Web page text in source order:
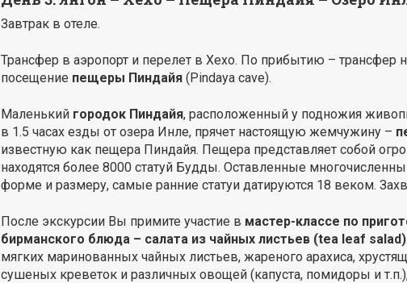
Завтрак в отеле.
Трансфер в аэропорт и перелет в Хехо. По прибытию – трансфер
посещение пещеры Пиндайя (Pindaya cave).
Маленький городок Пиндайя, расположенный у подножия
в 1.5 часах езды от озера Инле, прячет настоящую жемчужину –
известную как пещера Пиндайя. Пещера представляет собой
находятся более 8000 статуй Будды. Оставленные
форме и размеру, самые ранние статуи датируются 18 веком.
После экскурсии Вы примите участие в мастер-классе по
бирманского блюда – салата из чайных листьев (tea leaf salad)
мягких маринованных чайных листьев, жареного арахиса,
сушеных креветок и различных овощей (капуста, помидоры и